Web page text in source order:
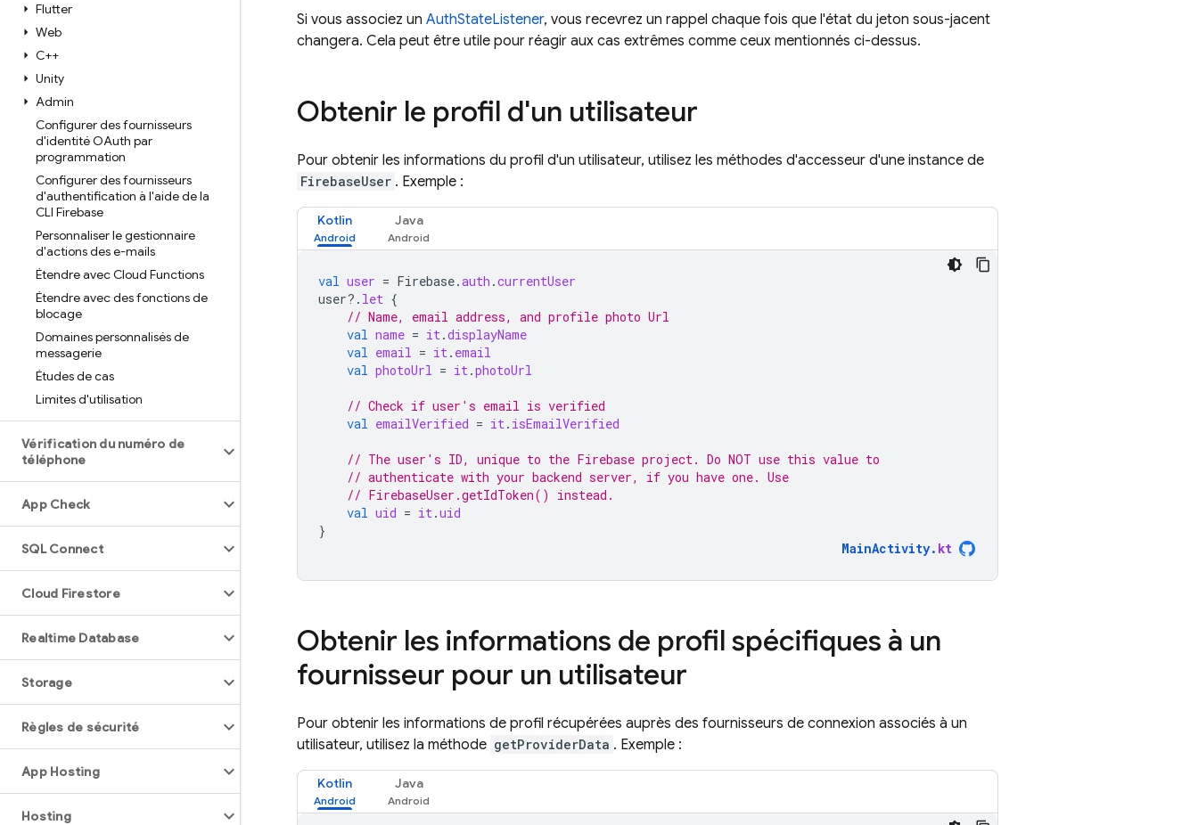
Flutter
Web
C++
Unity
Admin
Configurer des fournisseurs
d'identité OAuth par
programmation
Configurer des fournisseurs
d'authentification à l'aide de la
CLI Firebase
Personnaliser le gestionnaire
d'actions des e-mails
Étendre avec Cloud Functions
Étendre avec des fonctions de
blocage
Domaines personnalisés de
messagerie
Études de cas
Limites d'utilisation
Vérification du numéro de
téléphone
App Check
SQL Connect
Cloud Firestore
Realtime Database
Storage
Règles de sécurité
App Hosting
Hosting
Si vous associez un AuthStateListener, vous recevrez un rappel chaque fois que l'état du jeton sous-jacent
changera. Cela peut être utile pour réagir aux cas extrêmes comme ceux mentionnés ci-dessus.
Obtenir le profil d'un utilisateur
Pour obtenir les informations du profil d'un utilisateur, utilisez les méthodes d'accesseur d'une instance de
FirebaseUser . Exemple :
Kotlin Java
val user = Firebase.auth .currentUser
user?. let {
// Name, email address, and profile photo Url
val name = it.displayName
val email = it. email
val photoUrl = it.photoUrl
// Check if user's email is verified
val emailVerified = it. isEmailVerified
// The user's ID, unique to the Firebase project. Do NOT use this value to
// authenticate with your backend server, if you have one. Use
// FirebaseUser.getIdToken() instead.
val uid = it.uid
}
MainActivity. kt
Obtenir les informations de profil spécifiques à un
fournisseur pour un utilisateur
Pour obtenir les informations de profil récupérées auprès des fournisseurs de connexion associés à un
utilisateur, utilisez la méthode getProviderData . Exemple :
Kotlin Java